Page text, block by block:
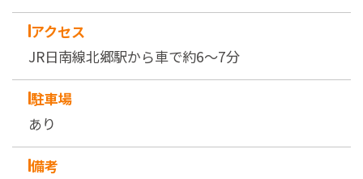
アクセス
JR日南線北郷駅から車で約6〜7分
駐車場
あり
備考